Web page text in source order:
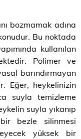
bozmamak adına
Bu noktada
kullanılan
Polimer ve
barındırmayan
Eğer, heykelinizin
suyla temizleme
suyla yıkanıp
bezle silinmesi
yüksek bir